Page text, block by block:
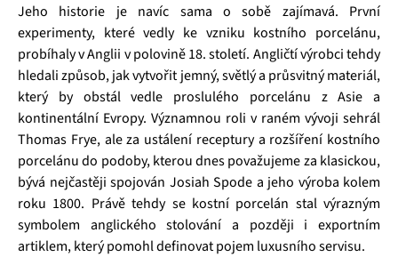
Jeho historie je navíc sama o sobě zajímavá. První
experimenty, které vedly ke vzniku kostního porcelánu,
probíhaly v Anglii v polovině 18. století. Angličtí výrobci tehdy
hledali způsob, jak vytvořit jemný, světlý a průsvitný materiál,
který by obstál vedle proslulého porcelánu z Asie a
kontinentální Evropy. Významnou roli v raném vývoji sehrál
Thomas Frye, ale za ustálení receptury a rozšíření kostního
porcelánu do podoby, kterou dnes považujeme za klasickou,
bývá nejčastěji spojován Josiah Spode a jeho výroba kolem
roku 1800. Právě tehdy se kostní porcelán stal výrazným
symbolem anglického stolování a později i exportním
artiklem, který pomohl definovat pojem luxusního servisu.